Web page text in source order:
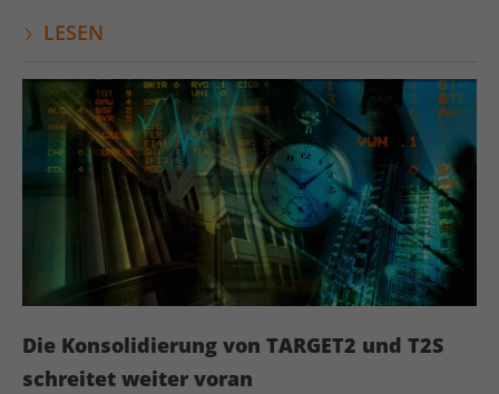
LESEN
Die Konsolidierung von TARGET2 und T2S
schreitet weiter voran
Anbieter
Zweck
Dieses Cookie wird von der
Bewertungsplattform kununu.com für
statistische Daten verwendet.